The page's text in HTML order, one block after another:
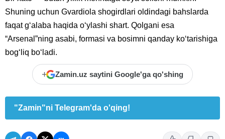
Shuning uchun Gvardiola shogirdlari oldindagi bahslarda
faqat g‘alaba haqida o‘ylashi shart. Qolgani esa
“Arsenal”ning asabi, formasi va bosimni qanday ko‘tarishiga
bog‘liq bo‘ladi.
+ Zamin.uz saytini Google'ga qo'shing
"Zamin"ni Telegram'da o'qing!